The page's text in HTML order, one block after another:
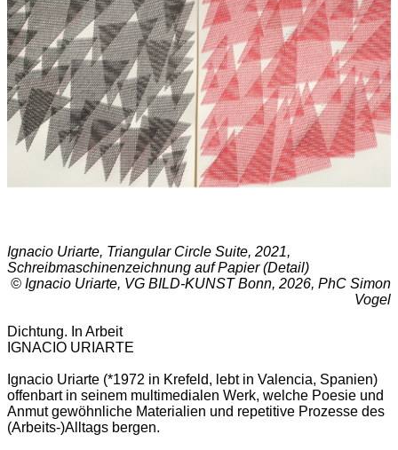
Ignacio Uriarte, Triangular Circle Suite, 2021,
Schreibmaschinenzeichnung auf Papier (Detail)
© Ignacio Uriarte, VG BILD-KUNST Bonn, 2026, PhC Simon
Vogel
Dichtung. In Arbeit
IGNACIO URIARTE
Ignacio Uriarte (*1972 in Krefeld, lebt in Valencia, Spanien)
offenbart in seinem multimedialen Werk, welche Poesie und
Anmut gewöhnliche Materialien und repetitive Prozesse des
(Arbeits-)Alltags bergen.